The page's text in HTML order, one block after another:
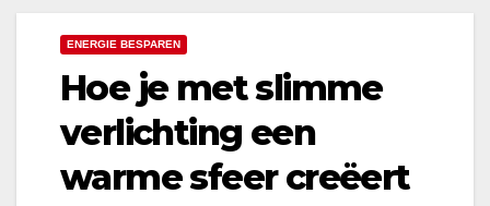
ENERGIE BESPAREN
Hoe je met slimme
verlichting een
warme sfeer creëert